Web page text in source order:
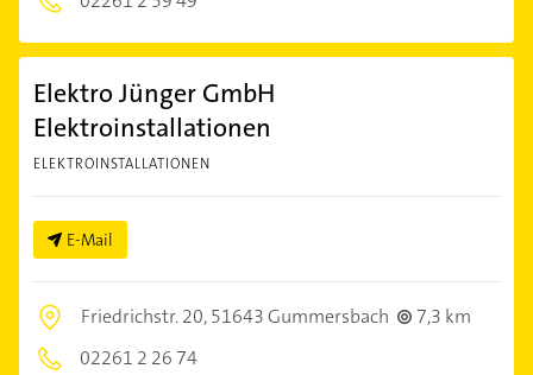
Elektro Jünger GmbH
Elektroinstallationen
ELEKTROINSTALLATIONEN
E-Mail
Friedrichstr. 20,51643 Gummersbach
7,3 km
02261 2 26 74